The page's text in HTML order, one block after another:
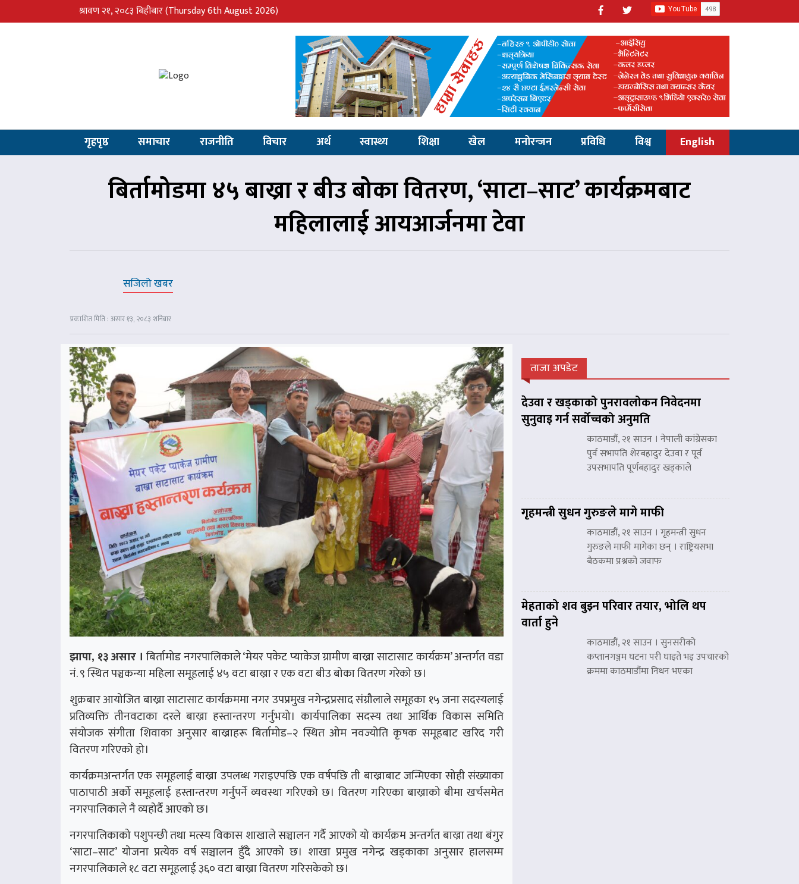
श्रावण २१, २०८३ बिहीबार(Thursday 6th August 2026)
गृहपृष्ठ समाचार राजनीति विचार अर्थ स्वास्थ्य शिक्षा खेल मनोरन्जन प्रविधि विश्व English
बिर्तामोडमा ४५ बाख्रा र बीउ बोका वितरण, ‘साटा–साट’ कार्यक्रमबाट
महिलालाई आयआर्जनमा टेवा
सजिलो खबर
प्रकाशित मिति : असार १३, २०८३ शनिबार
झापा, १३ असार । बिर्तामोड नगरपालिकाले ‘मेयर पकेट प्याकेज ग्रामीण बाख्रा साटासाट कार्यक्रम’ अन्तर्गत वडा
नं. ९ स्थित पञ्चकन्या महिला समूहलाई ४५ वटा बाख्रा र एक वटा बीउ बोका वितरण गरेको छ।
शुक्रबार आयोजित बाख्रा साटासाट कार्यक्रममा नगर उपप्रमुख नगेन्द्रप्रसाद संग्रौलाले समूहका १५ जना सदस्यलाई
प्रतिव्यक्ति तीनवटाका दरले बाख्रा हस्तान्तरण गर्नुभयो। कार्यपालिका सदस्य तथा आर्थिक विकास समिति
संयोजक संगीता शिवाका अनुसार बाख्राहरू बिर्तामोड–२ स्थित ओम नवज्योति कृषक समूहबाट खरिद गरी
वितरण गरिएको हो।
कार्यक्रमअन्तर्गत एक समूहलाई बाख्रा उपलब्ध गराइएपछि एक वर्षपछि ती बाख्राबाट जन्मिएका सोही संख्याका
पाठापाठी अर्को समूहलाई हस्तान्तरण गर्नुपर्ने व्यवस्था गरिएको छ। वितरण गरिएका बाख्राको बीमा खर्चसमेत
नगरपालिकाले नै व्यहोर्दै आएको छ।
नगरपालिकाको पशुपन्छी तथा मत्स्य विकास शाखाले सञ्चालन गर्दै आएको यो कार्यक्रम अन्तर्गत बाख्रा तथा बंगुर
‘साटा–साट’ योजना प्रत्येक वर्ष सञ्चालन हुँदै आएको छ। शाखा प्रमुख नगेन्द्र खड्काका अनुसार हालसम्म
नगरपालिकाले १८ वटा समूहलाई ३६० वटा बाख्रा वितरण गरिसकेको छ।
ताजा अपडेट
देउवा र खड्काको पुनरावलोकन निवेदनमा
सुनुवाइ गर्न सर्वोच्चको अनुमति
काठमाडौं, २१ साउन । नेपाली कांग्रेसका
पुर्व सभापति शेरबहादुर देउवा र पूर्व
उपसभापति पूर्णबहादुर खड्काले
गृहमन्त्री सुधन गुरुङले मागे माफी
काठमाडौं, २१ साउन । गृहमन्त्री सुधन
गुरुङले माफी मागेका छन् । राष्ट्रियसभा
बैठकमा प्रश्नको जवाफ
मेहताको शव बुझ्न परिवार तयार, भोलि थप
वार्ता हुने
काठमाडौं, २१ साउन । सुनसरीको
कप्तानगञ्जम घटना परी घाइते भइ उपचारको
क्रममा काठमाडौंमा निधन भएका